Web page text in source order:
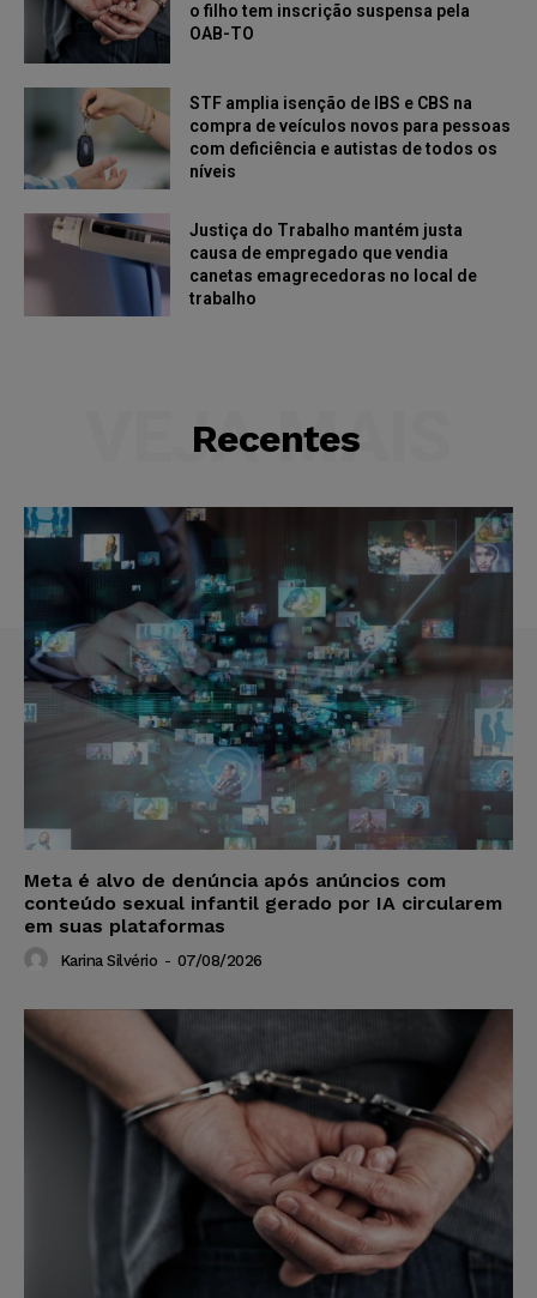
o filho tem inscrição suspensa pela
OAB-TO
STF amplia isenção de IBS e CBS na
compra de veículos novos para pessoas
com deficiência e autistas de todos os
níveis
Justiça do Trabalho mantém justa
causa de empregado que vendia
canetas emagrecedoras no local de
trabalho
Recentes
VEJA MAIS
Meta é alvo de denúncia após anúncios com
conteúdo sexual infantil gerado por IA circularem
em suas plataformas
Karina Silvério - 07/08/2026